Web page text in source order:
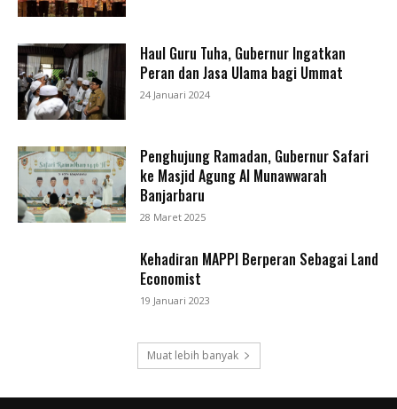
Haul Guru Tuha, Gubernur Ingatkan
Peran dan Jasa Ulama bagi Ummat
24 Januari 2024
Penghujung Ramadan, Gubernur Safari
ke Masjid Agung Al Munawwarah
Banjarbaru
28 Maret 2025
Kehadiran MAPPI Berperan Sebagai Land
Economist
19 Januari 2023
Muat lebih banyak